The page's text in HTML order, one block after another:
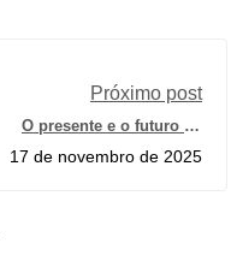
Próximo post
O presente e o futuro da
aprendizagem significativa
17 de novembro de 2025